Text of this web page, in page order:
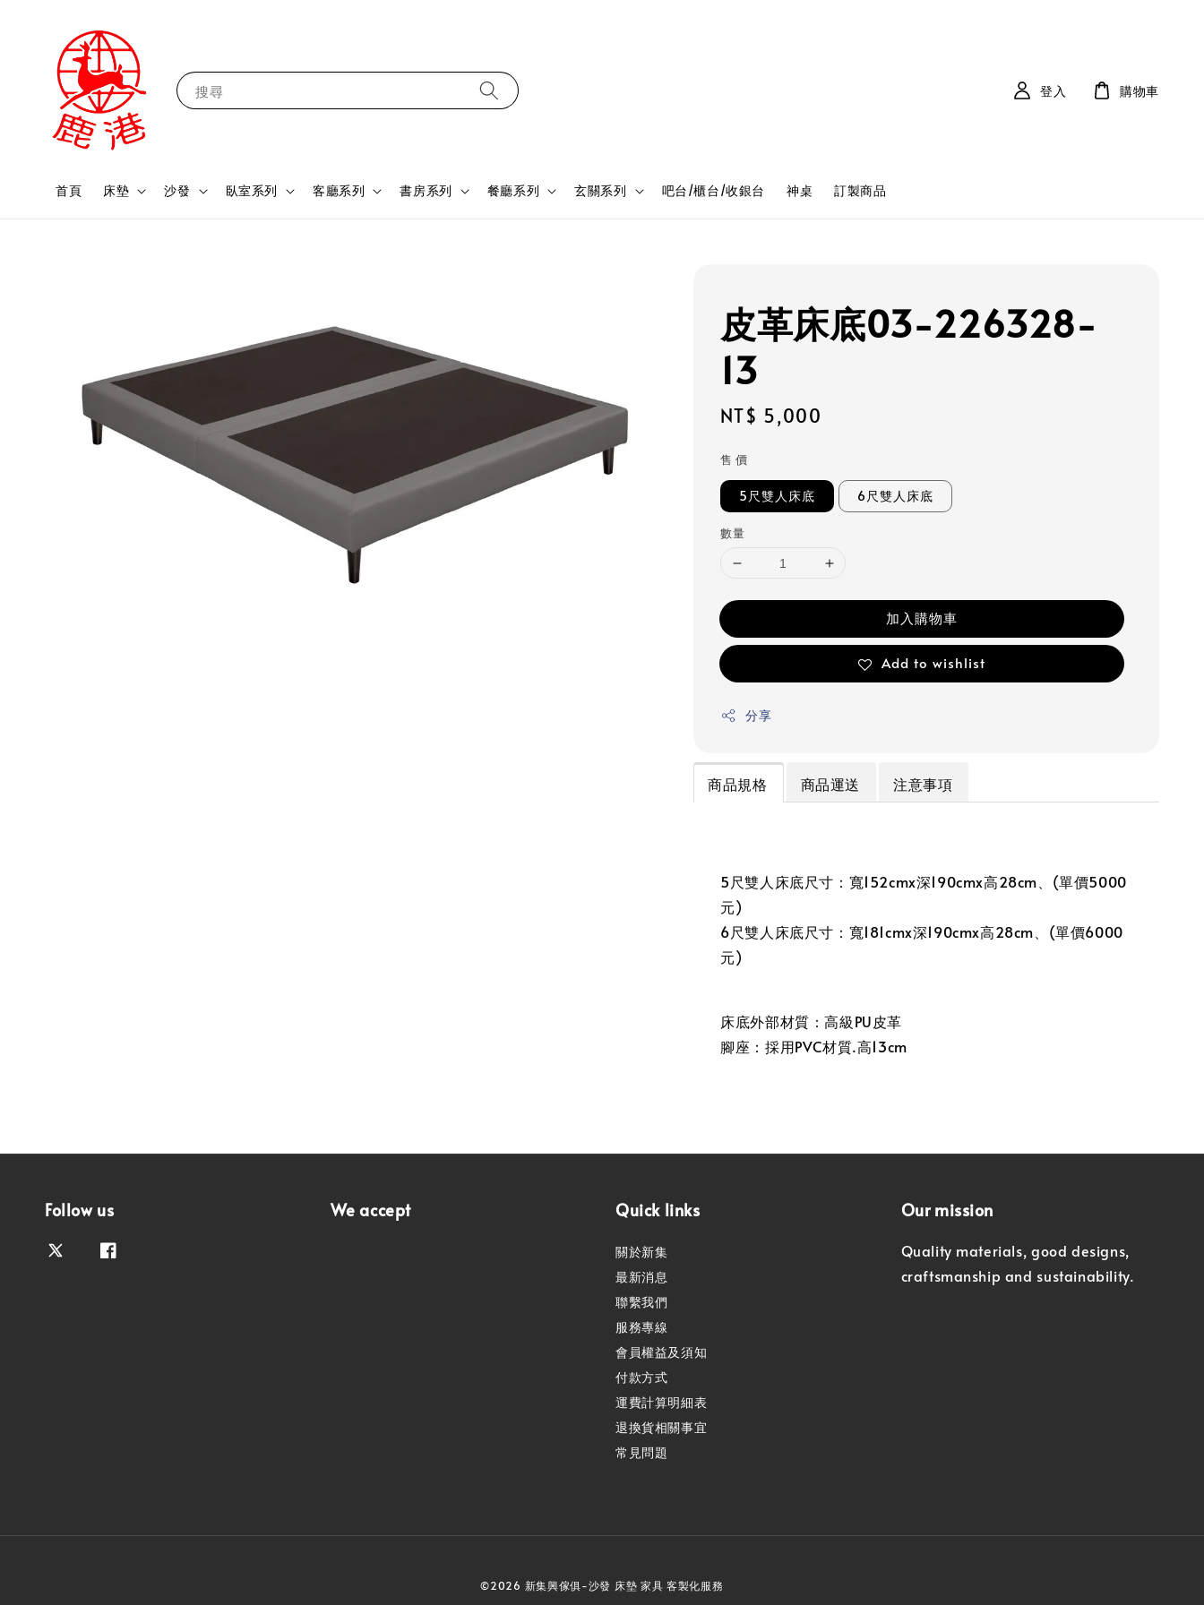
搜尋
首頁 床墊 沙發 臥室系列 客廳系列 書房系列 餐廳系列 玄關系列 吧台/櫃台/收銀台 神桌 訂製商品
登入 購物車
皮革床底03-226328-
13
Regular
NT$ 5,000
售 價
5尺雙人床底 6尺雙人床底
數量
加入購物車
Add to wishlist
分享
商品規格 商品運送 注意事項
5尺雙人床底尺寸：寬152cmx深190cmx高28cm、(單價5000
元)
6尺雙人床底尺寸：寬181cmx深190cmx高28cm、(單價6000
元)
床底外部材質：高級PU皮革
腳座：採用PVC材質.高13cm
Follow us We accept Quick links
關於新集
最新消息
聯繫我們
服務專線
會員權益及須知
付款方式
運費計算明細表
退換貨相關事宜
常見問題
Our mission
Quality materials, good designs,
craftsmanship and sustainability.
©2026 新集興傢俱-沙發 床墊 家具 客製化服務